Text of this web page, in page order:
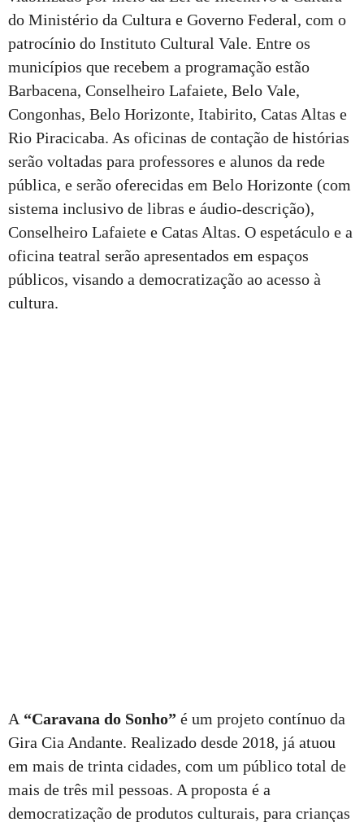
do Ministério da Cultura e Governo Federal, com o
patrocínio do Instituto Cultural Vale. Entre os
municípios que recebem a programação estão
Barbacena, Conselheiro Lafaiete, Belo Vale,
Congonhas, Belo Horizonte, Itabirito, Catas Altas e
Rio Piracicaba. As oficinas de contação de histórias
serão voltadas para professores e alunos da rede
pública, e serão oferecidas em Belo Horizonte (com
sistema inclusivo de libras e áudio-descrição),
Conselheiro Lafaiete e Catas Altas. O espetáculo e a
oficina teatral serão apresentados em espaços
públicos, visando a democratização ao acesso à
cultura.
A “Caravana do Sonho” é um projeto contínuo da
Gira Cia Andante. Realizado desde 2018, já atuou
em mais de trinta cidades, com um público total de
mais de três mil pessoas. A proposta é a
democratização de produtos culturais, para crianças